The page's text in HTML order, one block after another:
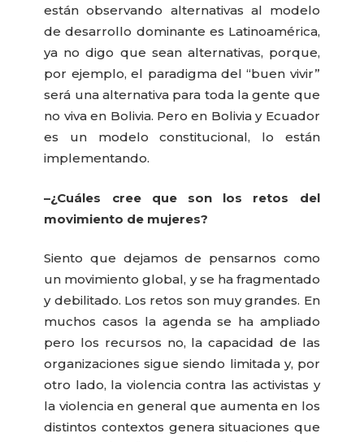
están observando alternativas al modelo
de desarrollo dominante es Latinoamérica,
ya no digo que sean alternativas, porque,
por ejemplo, el paradigma del “buen vivir”
será una alternativa para toda la gente que
no viva en Bolivia. Pero en Bolivia y Ecuador
es un modelo constitucional, lo están
implementando.
–¿Cuáles cree que son los retos del
movimiento de mujeres?
Siento que dejamos de pensarnos como
un movimiento global, y se ha fragmentado
y debilitado. Los retos son muy grandes. En
muchos casos la agenda se ha ampliado
pero los recursos no, la capacidad de las
organizaciones sigue siendo limitada y, por
otro lado, la violencia contra las activistas y
la violencia en general que aumenta en los
distintos contextos genera situaciones que